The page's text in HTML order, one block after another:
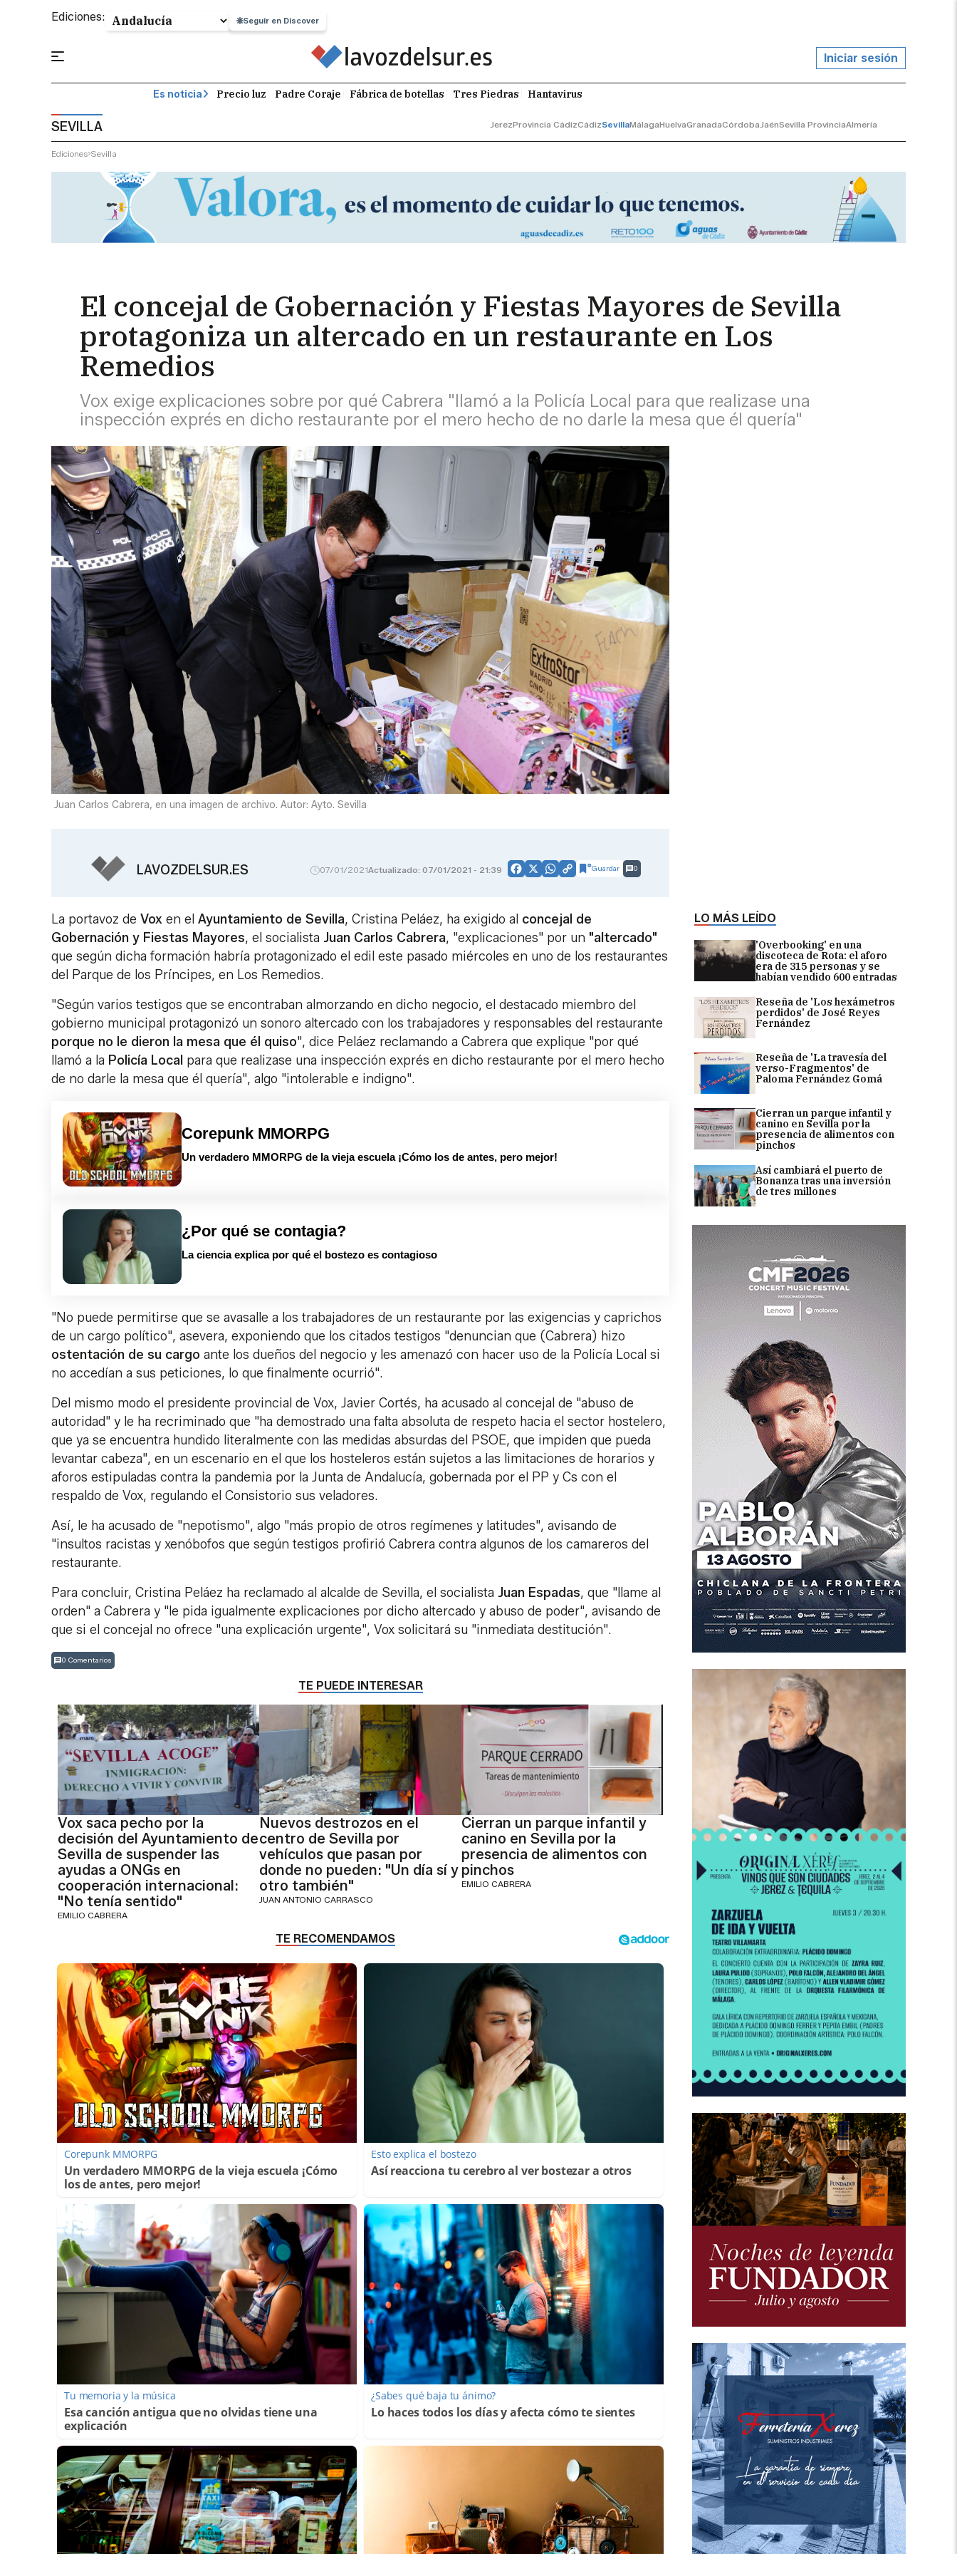
Ediciones: Seguir en Discover
Iniciar sesión
Es noticia Precio luz Padre Coraje Fábrica de botellas Tres Piedras Hantavirus
SEVILLA JerezProvincia CádizCádizSevillaMálagaHuelvaGranadaCórdobaJaénSevilla ProvinciaAlmería
Ediciones Sevilla
El concejal de Gobernación y Fiestas Mayores de Sevilla
protagoniza un altercado en un restaurante en Los
Remedios
Vox exige explicaciones sobre por qué Cabrera "llamó a la Policía Local para que realizase una
inspección exprés en dicho restaurante por el mero hecho de no darle la mesa que él quería"
LO MÁS LEÍDO
'Overbooking' en una
discoteca de Rota: el aforo
era de 315 personas y se
habían vendido 600 entradas
Reseña de 'Los hexámetros
perdidos' de José Reyes
Fernández
Reseña de 'La travesía del
verso-Fragmentos' de
Paloma Fernández Gomá
Cierran un parque infantil y
canino en Sevilla por la
presencia de alimentos con
pinchos
Así cambiará el puerto de
Bonanza tras una inversión
de tres millones
Juan Carlos Cabrera, en una imagen de archivo. Autor: Ayto. Sevilla
LAVOZDELSUR.ES 07/01/2021Actualizado: 07/01/2021 - 21:39 Facebook
X WhatsApp
CopyGuardar 0
La portavoz de Vox en el Ayuntamiento de Sevilla, Cristina Peláez, ha exigido al concejal de
Gobernación y Fiestas Mayores, el socialista Juan Carlos Cabrera, "explicaciones" por un "altercado"
que según dicha formación habría protagonizado el edil este pasado miércoles en uno de los restaurantes
del Parque de los Príncipes, en Los Remedios.
"Según varios testigos que se encontraban almorzando en dicho negocio, el destacado miembro del
gobierno municipal protagonizó un sonoro altercado con los trabajadores y responsables del restaurante
porque no le dieron la mesa que él quiso", dice Peláez reclamando a Cabrera que explique "por qué
llamó a la Policía Local para que realizase una inspección exprés en dicho restaurante por el mero hecho
de no darle la mesa que él quería", algo "intolerable e indigno".
Corepunk MMORPG
Un verdadero MMORPG de la vieja escuela ¡Cómo los de antes, pero mejor!
¿Por qué se contagia?
La ciencia explica por qué el bostezo es contagioso
"No puede permitirse que se avasalle a los trabajadores de un restaurante por las exigencias y caprichos
de un cargo político", asevera, exponiendo que los citados testigos "denuncian que (Cabrera) hizo
ostentación de su cargo ante los dueños del negocio y les amenazó con hacer uso de la Policía Local si
no accedían a sus peticiones, lo que finalmente ocurrió".
Del mismo modo el presidente provincial de Vox, Javier Cortés, ha acusado al concejal de "abuso de
autoridad" y le ha recriminado que "ha demostrado una falta absoluta de respeto hacia el sector hostelero,
que ya se encuentra hundido literalmente con las medidas absurdas del PSOE, que impiden que pueda
levantar cabeza", en un escenario en el que los hosteleros están sujetos a las limitaciones de horarios y
aforos estipuladas contra la pandemia por la Junta de Andalucía, gobernada por el PP y Cs con el
respaldo de Vox, regulando el Consistorio sus veladores.
Así, le ha acusado de "nepotismo", algo "más propio de otros regímenes y latitudes", avisando de
"insultos racistas y xenóbofos que según testigos profirió Cabrera contra algunos de los camareros del
restaurante.
Para concluir, Cristina Peláez ha reclamado al alcalde de Sevilla, el socialista Juan Espadas, que "llame al
orden" a Cabrera y "le pida igualmente explicaciones por dicho altercado y abuso de poder", avisando de
que si el concejal no ofrece "una explicación urgente", Vox solicitará su "inmediata destitución".
0 Comentarios
TE PUEDE INTERESAR
Vox saca pecho por la
decisión del Ayuntamiento de
Sevilla de suspender las
ayudas a ONGs en
cooperación internacional:
"No tenía sentido"
EMILIO CABRERA
Nuevos destrozos en el
centro de Sevilla por
vehículos que pasan por
donde no pueden: "Un día sí y
otro también"
JUAN ANTONIO CARRASCO
Cierran un parque infantil y
canino en Sevilla por la
presencia de alimentos con
pinchos
EMILIO CABRERA
Corepunk MMORPG
Un verdadero MMORPG de la vieja escuela ¡Cómo
los de antes, pero mejor!
Esto explica el bostezo
Así reacciona tu cerebro al ver bostezar a otros
Tu memoria y la música
Esa canción antigua que no olvidas tiene una
explicación
¿Sabes qué baja tu ánimo?
Lo haces todos los días y afecta cómo te sientes